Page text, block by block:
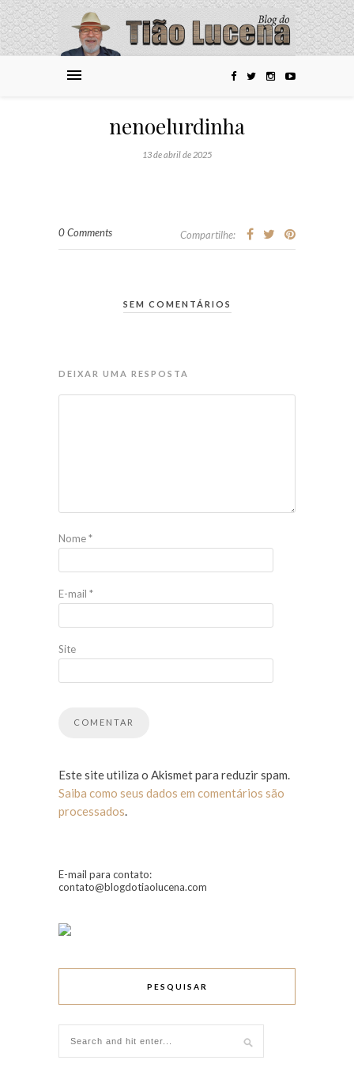
nenoelurdinha
13 de abril de 2025
0 Comments Compartilhe:
SEM COMENTÁRIOS
DEIXAR UMA RESPOSTA
Nome*
E-mail *
Site
Este site utiliza o Akismet para reduzir spam.
Saiba como seus dados em comentários são
processados.
E-mail para contato:
contato@blogdotiaolucena.com
PESQUISAR